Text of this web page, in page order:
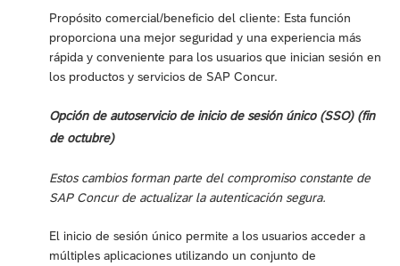
Propósito comercial/beneficio del cliente: Esta función
proporciona una mejor seguridad y una experiencia más
rápida y conveniente para los usuarios que inician sesión en
los productos y servicios de SAP Concur.
Opción de autoservicio de inicio de sesión único (SSO) (fin
de octubre)
Estos cambios forman parte del compromiso constante de
SAP Concur de actualizar la autenticación segura.
El inicio de sesión único permite a los usuarios acceder a
múltiples aplicaciones utilizando un conjunto de